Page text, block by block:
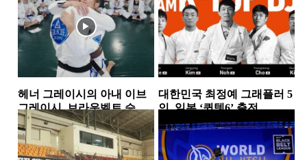
헤너 그레이시의 아내 이브
그레이시, 브라운벨트 승
급…18년간 이어온 헌신과
성장의 결실
뉴스
대한민국 최정예 그래플러 5
인, 일본 ‘퀸텟6’ 출전…
TEAM K-TOP BJJ, 서바이
벌...
뉴스